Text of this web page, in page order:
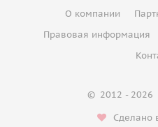
О компании
Правовая информация
© 2012 - 2026
Сделано